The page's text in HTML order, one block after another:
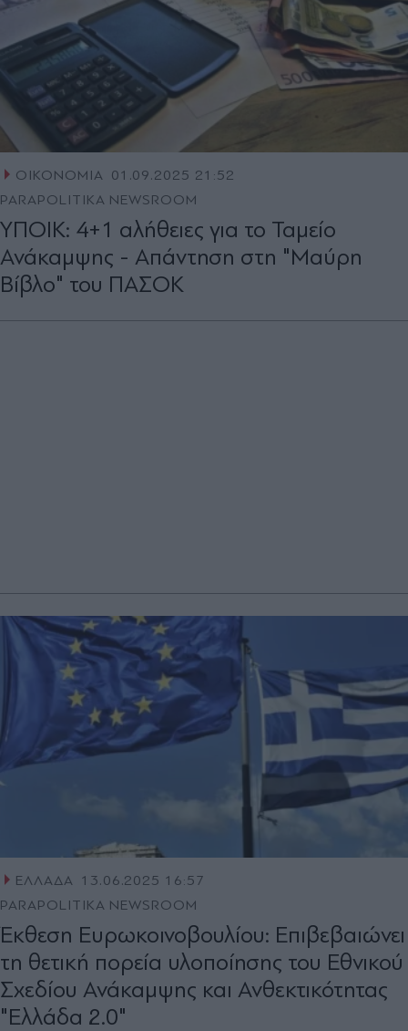
ΟΙΚΟΝΟΜΙΑ 01.09.2025 21:52
PARAPOLITIKA NEWSROOM
ΥΠΟΙΚ: 4+1 αλήθειες για το Ταμείο
Ανάκαμψης - Απάντηση στη "Μαύρη
Βίβλο" του ΠΑΣΟΚ
ΕΛΛΑΔΑ 13.06.2025 16:57
PARAPOLITIKA NEWSROOM
Έκθεση Ευρωκοινοβουλίου: Eπιβεβαιώνει
τη θετική πορεία υλοποίησης του Εθνικού
Σχεδίου Ανάκαμψης και Ανθεκτικότητας
"Ελλάδα 2.0"